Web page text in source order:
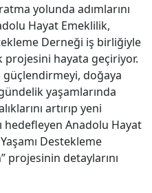
yolunda adımlarını
Hayat Emeklilik,
Derneği iş birliğiyle
hayata geçiriyor.
güçlendirmeyi, doğaya
yaşamlarında
artırıp yeni
hedefleyen Anadolu Hayat
Destekleme
projesinin detaylarını